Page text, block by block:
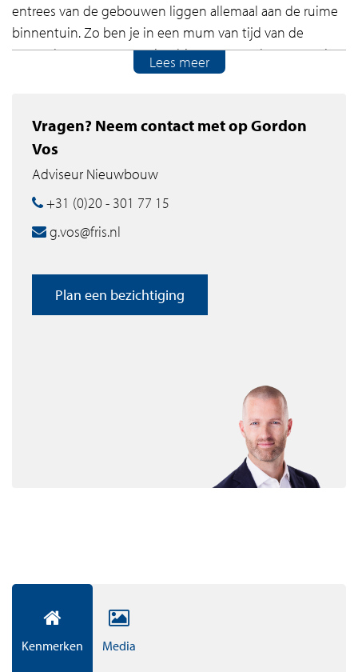
entrees van de gebouwen liggen allemaal aan de ruime
binnentuin. Zo ben je in een mum van tijd van de
gezonde groene omgeving binnen en andersom. In de
garage onder de gebouwen is niet alleen rekening
ruimte gemaakt om je fietsen te stallen.
Unwind & rewind!
Amstelveen. De woningen hebben gezamenlijk een
heerlijk groen park met een grootte van meer dan twee
levensstijl koppelen aan een gezonde woonomgeving
met veel comfort, daglicht, groen én volop ruimte voor
sport en ontspanning.
In totaal zijn er 194 appartementen en penthouses op
eigen grond te koop. De appartementen beginnen bij
circa 55 m² woonplezier. De verkoopprijzen beginnen
vanaf circa € 325.000,- vrij op naam. Dit is inclusief een
vaste parkeerplaats in de garage. Alle appartementen
XL Apartments & Penthouses
De XL Apartements & Penthouse onderstrepen onze
ambities om uit te blinken in luxe. De riante living, de
Lees meer
Vragen? Neem contact met op Gordon
Vos
Adviseur Nieuwbouw
+31 (0)20 - 301 77 15
g.vos@fris.nl
Plan een bezichtiging
Kenmerken Media